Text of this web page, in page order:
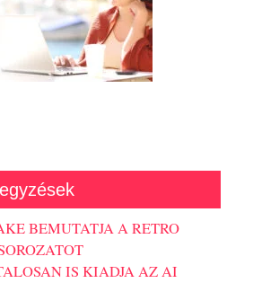
BEMUTATJA A RETRO
IS KIADJA AZ AI